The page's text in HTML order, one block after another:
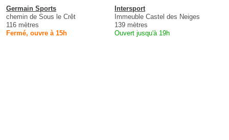
Germain Sports
chemin de Sous le Crêt
116 mètres
Fermé, ouvre à 15h
Intersport
Immeuble Castel des Neiges
139 mètres
Ouvert jusqu'à 19h